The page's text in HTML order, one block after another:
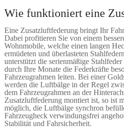
Wie funktioniert eine
Eine Zusatzluftfederung bringt Ihr
Dabei profitieren Sie von einem
Wohnmobile, welche einen langen
ermüdeten und überlasteten
unterstützt die serienmäßige
durch Ihre Monate die Federkräfte
Fahrzeugrahmen leiten. Bei einer
werden die Luftbälge in der Regel
dem Fahrzeugrahmen an der
Zusatzluftfederung montiert ist, so ist
möglich, die Luftbälge synchron
Fahrzeugheck verwindungsfrei
Stabilität und Fahrsicherheit.